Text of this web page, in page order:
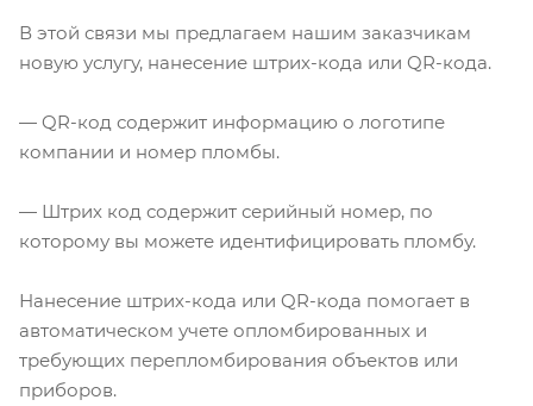
В этой связи мы предлагаем нашим заказчикам
новую услугу, нанесение штрих-кода или QR-кода.
— QR-код содержит информацию о логотипе
компании и номер пломбы.
— Штрих код содержит серийный номер, по
которому вы можете идентифицировать пломбу.
Нанесение штрих-кода или QR-кода помогает в
автоматическом учете опломбированных и
требующих перепломбирования объектов или
приборов.